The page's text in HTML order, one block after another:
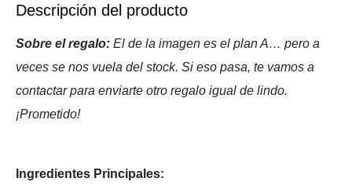
Descripción del producto
Sobre el regalo: El de la imagen es el plan A… pero a
veces se nos vuela del stock. Si eso pasa, te vamos a
contactar para enviarte otro regalo igual de lindo.
¡Prometido!
Ingredientes Principales: